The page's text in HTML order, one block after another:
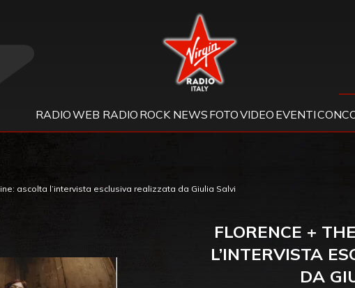
Virgin Radio
RADIOWEB RADIO ROCK NEWS FOTOVIDEO EVENTI
ascolta l’intervista esclusiva realizzata da Giulia Salvi
FLORENCE +
L’INTERVISTA
DA